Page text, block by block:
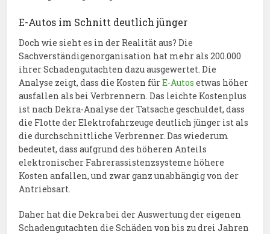
E-Autos im Schnitt deutlich jünger
Doch wie sieht es in der Realität aus? Die
Sachverständigenorganisation hat mehr als 200.000
ihrer Schadengutachten dazu ausgewertet. Die
Analyse zeigt, dass die Kosten fürE-Autos etwas höher
ausfallen als bei Verbrennern. Das leichte Kostenplus
ist nach Dekra-Analyse der Tatsache geschuldet, dass
die Flotte der Elektrofahrzeuge deutlich jünger ist als
die durchschnittliche Verbrenner. Das wiederum
bedeutet, dass aufgrund des höheren Anteils
elektronischer Fahrerassistenzsysteme höhere
Kosten anfallen, und zwar ganz unabhängig von der
Antriebsart.
Daher hat die Dekra bei der Auswertung der eigenen
Schadengutachten die Schäden von bis zu drei Jahren